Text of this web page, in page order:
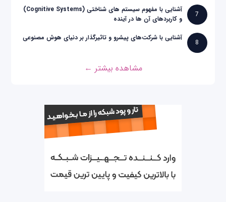
7
آشنایی با مفهوم سیستم های شناختی (Cognitive Systems)
و کاربردهای آن ها در آینده
8
آشنایی با شرکت‌های پیشرو و تاثیرگذار بر دنیای هوش مصنوعی
مشاهده بیشتر ←